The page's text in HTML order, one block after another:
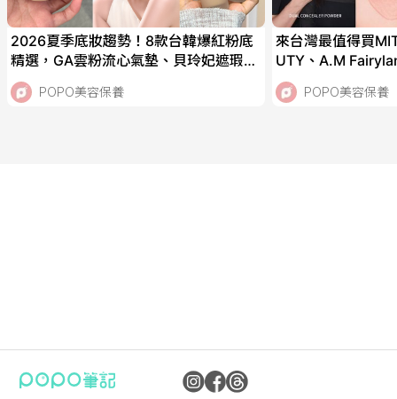
2026夏季底妝趨勢！8款台韓爆紅粉底
精選，GA雲粉流心氣墊、貝玲妃遮瑕精
華棒、資生堂霧光粉底，IU、太妍私下
偷偷愛用！
POPO美容保養
來台灣最值得買
UTY、A.M
推AKIMIA微電流
POPO美容保養